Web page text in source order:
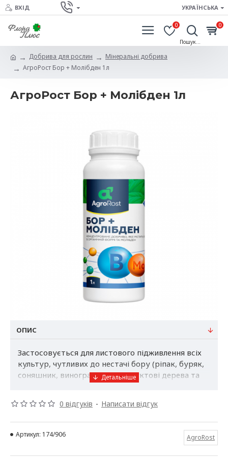
ВХІД УКРАЇНСЬКА
0 0
Добрива для рослин
Мінеральні добрива
АгроРост Бор + Молібден 1л
АгроРост Бор + Молібден 1л
ОПИС
Застосовується для листового підживлення всіх
культур, чутливих до нестачі бору (ріпак, буряк,
соняшник, виноград, овочі, фруктові дерева та
Завдяки активній органічній формі бору та
наявності у складі добрива хелату молібдену
препарат легко засвоюється рослинами та
максимально швидко компенсує дефіцит бору.
0 відгуків - Написати відгук
Артикул: 174/906 AgroRost